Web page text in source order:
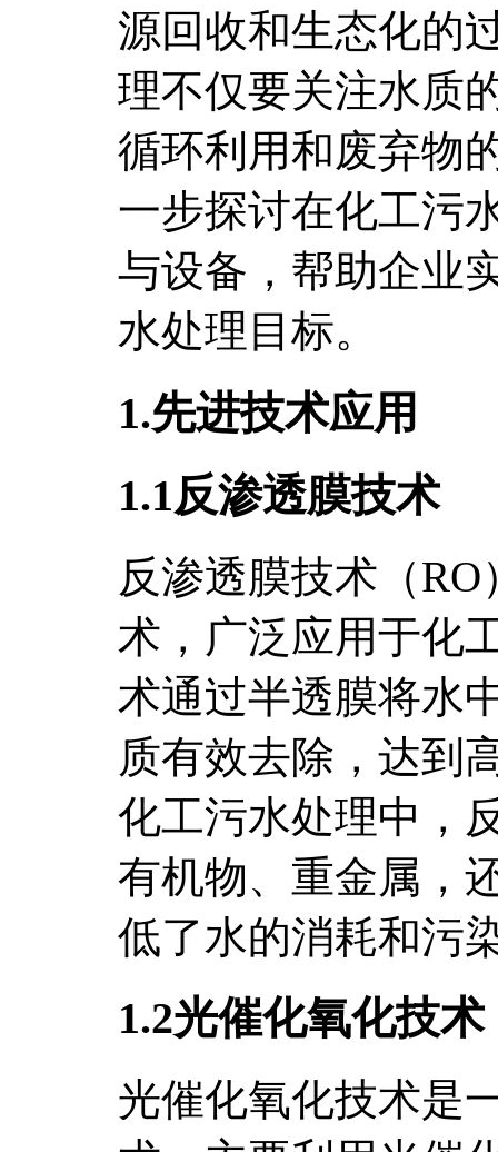
源回收和生态化的
理不仅要关注水质
循环利用和废弃物
一步探讨在化工污
与设备，帮助企业
水处理目标。
1.先进技术应用
1.1反渗透膜技术
反渗透膜技术（
术，广泛应用于化
术通过半透膜将水
质有效去除，达到
化工污水处理中，
有机物、重金属，
低了水的消耗和污
1.2光催化氧化技术
光催化氧化技术是